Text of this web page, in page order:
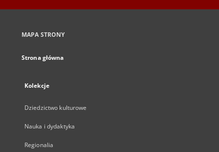
MAPA STRONY
Strona główna
Kolekcje
Dziedzictwo kulturowe
Nauka i dydaktyka
Regionalia